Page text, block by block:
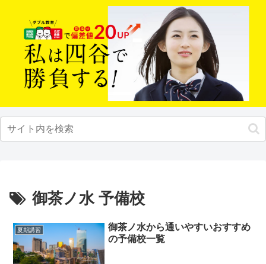
御茶ノ水 予備校
夏期講習
御茶ノ水から通いやすいおすすめ
の予備校一覧